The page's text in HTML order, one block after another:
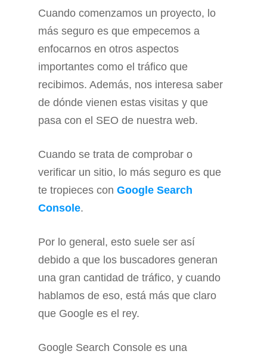
Cuando comenzamos un proyecto, lo
más seguro es que empecemos a
enfocarnos en otros aspectos
importantes como el tráfico que
recibimos. Además, nos interesa saber
de dónde vienen estas visitas y que
pasa con el SEO de nuestra web.
Cuando se trata de comprobar o
verificar un sitio, lo más seguro es que
te tropieces con Google Search
Console.
Por lo general, esto suele ser así
debido a que los buscadores generan
una gran cantidad de tráfico, y cuando
hablamos de eso, está más que claro
que Google es el rey.
Google Search Console es una